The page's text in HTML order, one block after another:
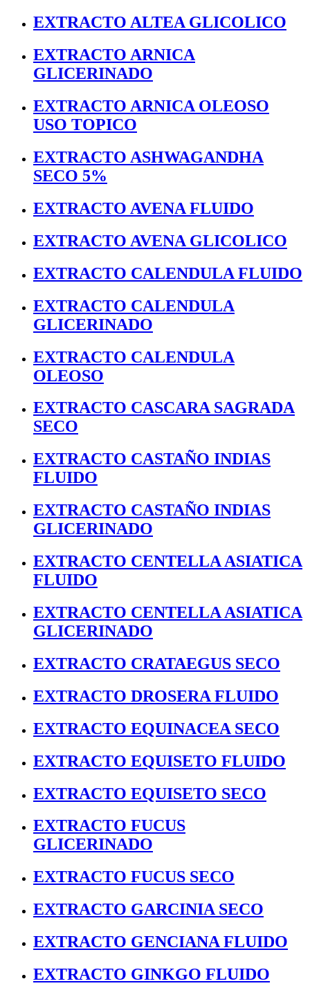
EXTRACTO ALTEA GLICOLICO
EXTRACTO ARNICA
GLICERINADO
EXTRACTO ARNICA OLEOSO
USO TOPICO
EXTRACTO ASHWAGANDHA
SECO 5%
EXTRACTO AVENA FLUIDO
EXTRACTO AVENA GLICOLICO
EXTRACTO CALENDULA FLUIDO
EXTRACTO CALENDULA
GLICERINADO
EXTRACTO CALENDULA
OLEOSO
EXTRACTO CASCARA SAGRADA
SECO
EXTRACTO CASTAÑO INDIAS
FLUIDO
EXTRACTO CASTAÑO INDIAS
GLICERINADO
EXTRACTO CENTELLA ASIATICA
FLUIDO
EXTRACTO CENTELLA ASIATICA
GLICERINADO
EXTRACTO CRATAEGUS SECO
EXTRACTO DROSERA FLUIDO
EXTRACTO EQUINACEA SECO
EXTRACTO EQUISETO FLUIDO
EXTRACTO EQUISETO SECO
EXTRACTO FUCUS
GLICERINADO
EXTRACTO FUCUS SECO
EXTRACTO GARCINIA SECO
EXTRACTO GENCIANA FLUIDO
EXTRACTO GINKGO FLUIDO